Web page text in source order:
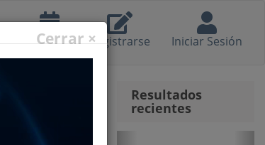
Registrarse Iniciar Sesión
Calendario
Resultados
recientes
Cerrar ×